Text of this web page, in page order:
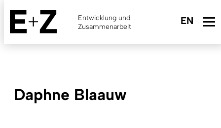
Skip
main
content
Entwicklung und
Zusammenarbeit
Daphne Blaauw